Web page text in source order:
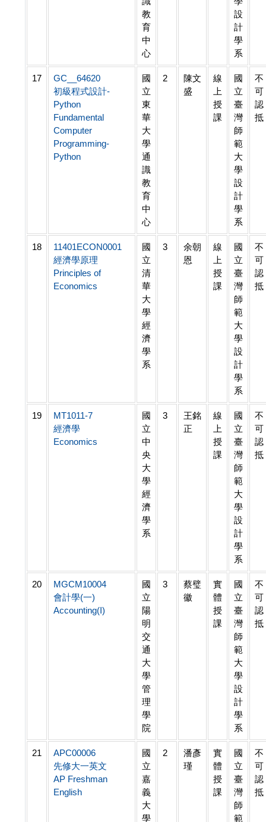
教
育
中
心
設
計
學
系
17
GC__64620
初級程式設計-
Python
Fundamental
Computer
Programming-
Python
國
立
東
華
大
學
通
識
教
育
中
心
2
陳文
盛
線
上
授
課
國
立
臺
灣
師
範
大
學
設
計
學
系
不
可
認
抵
18
11401ECON0001
經濟學原理
Principles of
Economics
國
立
清
華
大
學
經
濟
學
系
3
余朝
恩
線
上
授
課
國
立
臺
灣
師
範
大
學
設
計
學
系
不
可
認
抵
19
MT1011-7
經濟學
Economics
國
立
中
央
大
學
經
濟
學
系
3
王銘
正
線
上
授
課
國
立
臺
灣
師
範
大
學
設
計
學
系
不
可
認
抵
20
MGCM10004
會計學(一)
Accounting(I)
國
立
陽
明
交
通
大
學
管
理
學
院
3
蔡璧
徽
實
體
授
課
國
立
臺
灣
師
範
大
學
設
計
學
系
不
可
認
抵
21
APC00006
先修大一英文
AP Freshman
English
國
立
嘉
義
大
學
2
潘彥
瑾
實
體
授
課
國
立
臺
灣
師
範
不
可
認
抵